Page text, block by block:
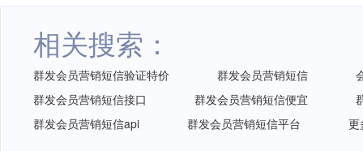
相关搜索：
群发会员营销短信验证特价 群发会员营销短信
群发会员营销短信接口
群发会员营销短信便宜
群发会员营销短信api
群发会员营销短信平台 更